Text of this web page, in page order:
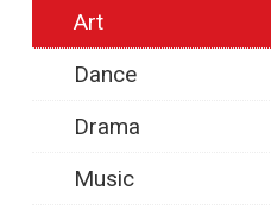
Art
Dance
Drama
Music